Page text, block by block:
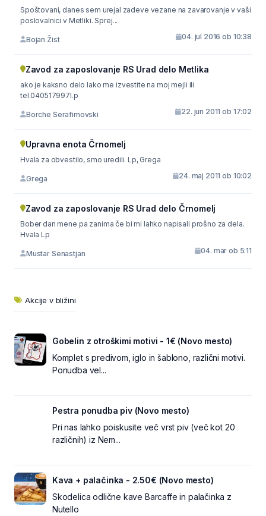
Spoštovani, danes sem urejal zadeve vezane na zavarovanje v vaši
poslovalnici v Metliki. Sprej...
Bojan Žist 04. jul 2016 ob 10:38
Zavod za zaposlovanje RS Urad delo Metlika
ako je kaksno delo lako me izvestite na moj mejli ili
tel.040517997l.p
Borche Serafimovski 22. jun 2011 ob 17:02
Upravna enota Črnomelj
Hvala za obvestilo, smo uredili. Lp, Grega
Grega 24. maj 2011 ob 10:02
Zavod za zaposlovanje RS Urad delo Črnomelj
Bober dan mene pa zanima če bi mi lahko napisali prošno za dela.
Hvala Lp
Mustar Senastjan 04. mar ob 5:11
Akcije v bližini
Gobelin z otroškimi motivi - 1€ (Novo mesto)
Komplet s predivom, iglo in šablono, različni motivi.
Ponudba vel...
Pestra ponudba piv (Novo mesto)
Pri nas lahko poiskusite več vrst piv (več kot 20
različnih) iz Nem...
Kava + palačinka - 2.50€ (Novo mesto)
Skodelica odlične kave Barcaffe in palačinka z
Nutello